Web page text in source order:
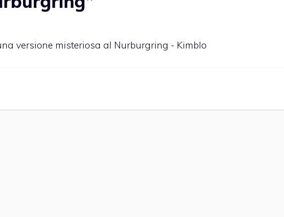
versione misteriosa al Nurburgring - Kimblo